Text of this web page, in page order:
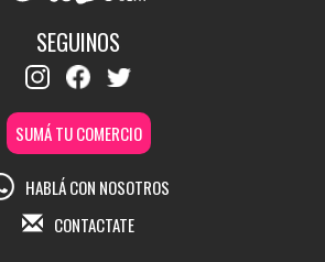
SEGUINOS
SUMÁ TU COMERCIO
HABLÁ CON NOSOTROS
CONTACTATE